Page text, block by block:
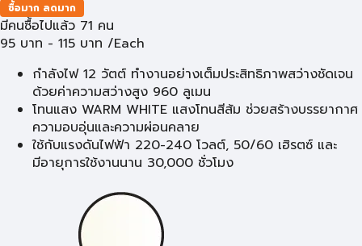
ซื้อมาก ลดมาก
มีคนซื้อไปแล้ว 71 คน
95 บาท - 115 บาท /Each
กำลังไฟ 12 วัตต์ ทำงานอย่างเต็มประสิทธิภาพสว่างชัดเจน
ด้วยค่าความสว่างสูง 960 ลูเมน
โทนแสง WARM WHITE แสงโทนสีส้ม ช่วยสร้างบรรยากาศ
ความอบอุ่นและความผ่อนคลาย
ใช้กับแรงดันไฟฟ้า 220-240 โวลต์, 50/60 เฮิรตซ์ และ
มีอายุการใช้งานนาน 30,000 ชั่วโมง